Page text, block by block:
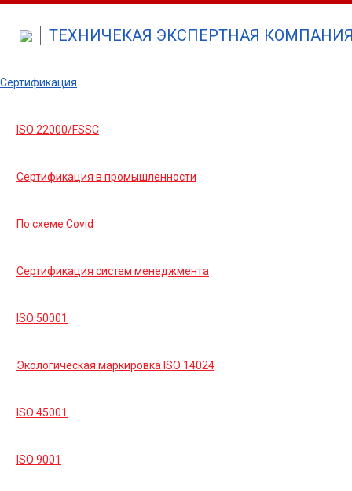
ТЕХНИЧЕКАЯ ЭКСПЕРТНАЯ КОМПАНИЯ
Сертификация
ISO 22000/FSSC
Сертификация в промышленности
По схеме Covid
Сертификация систем менеджмента
ISO 50001
Экологическая маркировка ISO 14024
ISO 45001
ISO 9001